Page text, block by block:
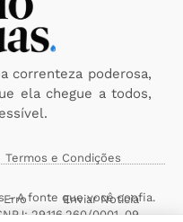
correnteza poderosa,
ela chegue a todos,
Termos e Condições
Erro Enviar Notícia
- A fonte que você confia.
29.116.260/0001-09